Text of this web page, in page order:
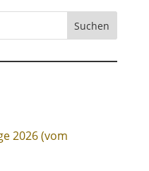
Suchen
2026 (vom